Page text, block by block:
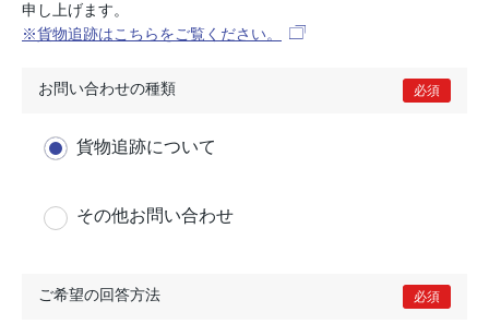
申し上げます。
※貨物追跡はこちらをご覧ください。
お問い合わせの種類 必須
貨物追跡について
その他お問い合わせ
ご希望の回答方法 必須